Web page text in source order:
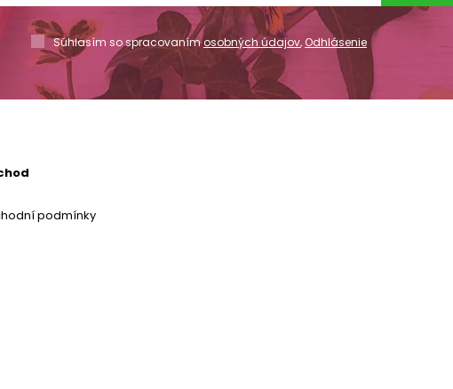
Súhlasím so spracovanímosobných údajov,Odhlásenie
podmínky